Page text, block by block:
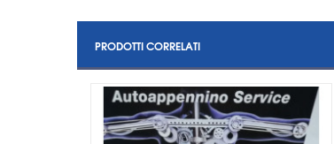
PRODOTTI CORRELATI